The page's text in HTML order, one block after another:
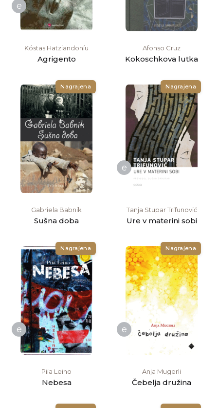
e
Kóstas Hatziandoníu
Agrigento
Afonso Cruz
Kokoschkova lutka
Nagrajena
Gabriela Babnik
Sušna doba
Nagrajena
e
Tanja Stupar Trifunović
Ure v materini sobi
Nagrajena
e
Piia Leino
Nebesa
Nagrajena
e
Anja Mugerli
Čebelja družina